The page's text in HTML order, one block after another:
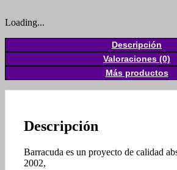
Loading...
Descripción
Valoraciones (0)
Más productos
Descripción
Barracuda es un proyecto de calidad
2002,